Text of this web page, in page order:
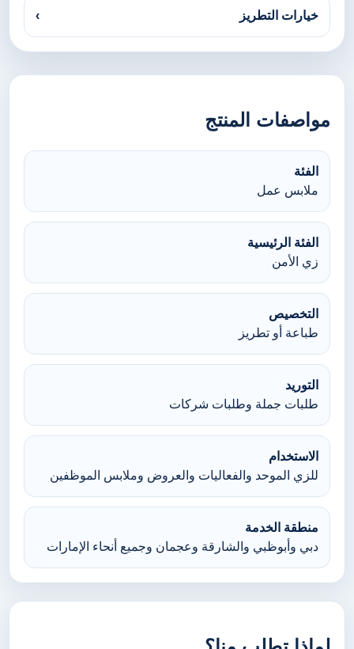
خيارات التطريز ›
مواصفات المنتج
الفئة
ملابس عمل
الفئة الرئيسية
زي الأمن
التخصيص
طباعة أو تطريز
التوريد
طلبات جملة وطلبات شركات
الاستخدام
للزي الموحد والفعاليات والعروض وملابس الموظفين
منطقة الخدمة
دبي وأبوظبي والشارقة وعجمان وجميع أنحاء الإمارات